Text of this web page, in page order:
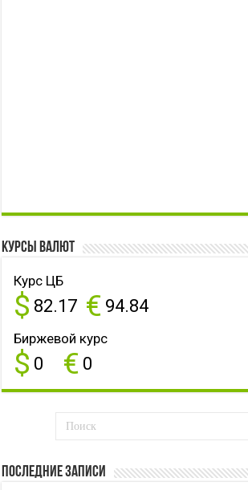
Курсы валют
Курс ЦБ
$ 82.17 € 94.84
Биржевой курс
$ 0 € 0
Последние записи